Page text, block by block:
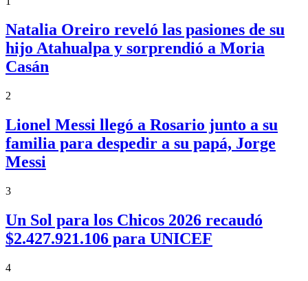
Natalia Oreiro reveló las pasiones de su
hijo Atahualpa y sorprendió a Moria
Casán
2
Lionel Messi llegó a Rosario junto a su
familia para despedir a su papá, Jorge
Messi
3
Un Sol para los Chicos 2026 recaudó
$2.427.921.106 para UNICEF
4